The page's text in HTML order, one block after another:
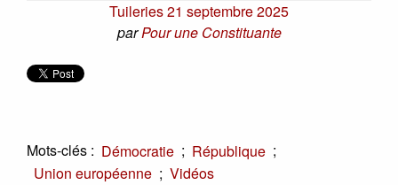
Tuileries 21 septembre 2025
parPour une Constituante
Mots-clés : Démocratie ; République ;
Union européenne ; Vidéos